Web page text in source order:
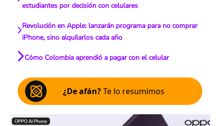
estudiantes por decisión con celulares
Revolución en Apple: lanzarán programa para no comprar
iPhone, sino alquilarlos cada año
Cómo Colombia aprendió a pagar con el celular
¿De afán?Te lo resumimos